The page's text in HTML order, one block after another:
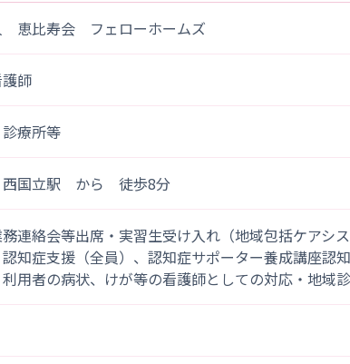
恵比寿会 フェローホームズ
師
療所等
国立駅 から 徒歩8分
務連絡会等出席・実習生受け入れ（地域包括ケアシ
知症支援（全員）、認知症サポーター養成講座認
用者の病状、けが等の看護師としての対応・地域